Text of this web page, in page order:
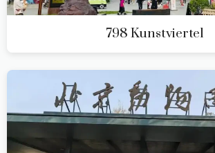
798 Kunstviertel